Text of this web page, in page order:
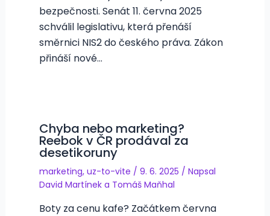
bezpečnosti. Senát 11. června 2025
schválil legislativu, která přenáší
směrnici NIS2 do českého práva. Zákon
přináší nové…
Chyba nebo marketing?
Reebok v ČR prodával za
desetikoruny
marketing, uz-to-vite / 9. 6. 2025 / Napsal
David Martíneka Tomáš Maňhal
Boty za cenu kafe? Začátkem června